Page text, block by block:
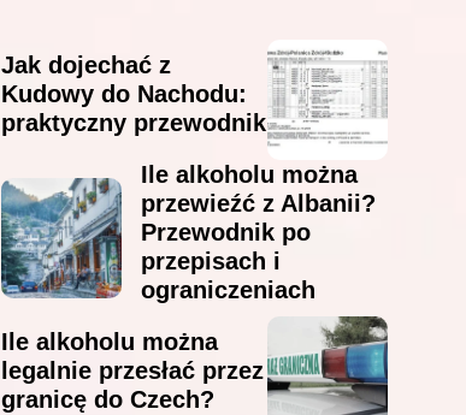
Jak dojechać z
Kudowy do Nachodu:
praktyczny przewodnik
Ile alkoholu można
przewieźć z Albanii?
Przewodnik po
przepisach i
ograniczeniach
Ile alkoholu można
legalnie przesłać przez
granicę do Czech?